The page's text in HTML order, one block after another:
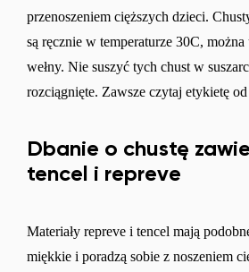
przenoszeniem cięższych dzieci.
są ręcznie w temperaturze 30C,
wełny. Nie suszyć tych chust w
rozciągnięte. Zawsze czytaj etykietę
Dbanie o chustę
tencel i repreve
Materiały repreve i tencel mają
miękkie i poradzą sobie z noszeniem